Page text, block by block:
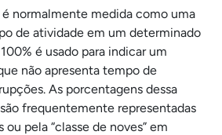
normalmente medida como uma
de atividade em um determinado
é usado para indicar um
não apresenta tempo de
As porcentagens dessa
frequentemente representadas
pela “classe de noves” em